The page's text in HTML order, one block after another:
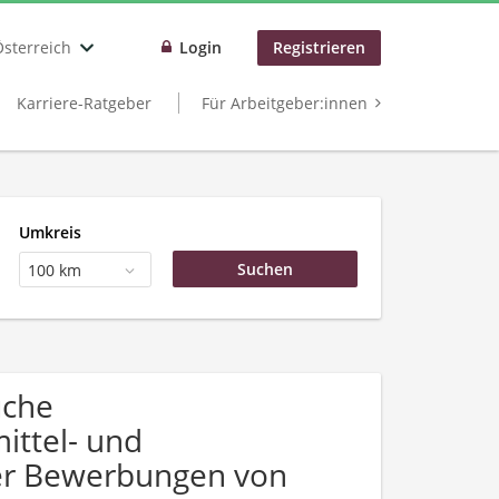
Login Registrieren
Karriere-Ratgeber Für Arbeitgeber:innen
Umkreis
100 km
und
Bewerbungen von